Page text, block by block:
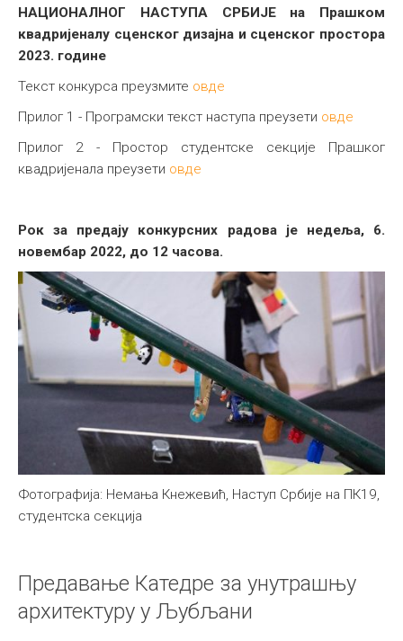
НАЦИОНАЛНОГ НАСТУПА СРБИЈЕна Прашком
квадријеналу сценског дизајна и сценског простора
2023. године
Текст конкурса преузмите овде
Прилог 1 - Програмски текст наступа преузети овде
Прилог 2 - Простор студентске секције Прашког
квадријенала преузети овде
Рок за предају конкурсних радова је недеља, 6.
новембар 2022, до 12 часова.
Фотографија: Немања Кнежевић, Наступ Србије на ПК19,
студентска секција
Предавање Катедре за унутрашњу
архитектуру у Љубљани